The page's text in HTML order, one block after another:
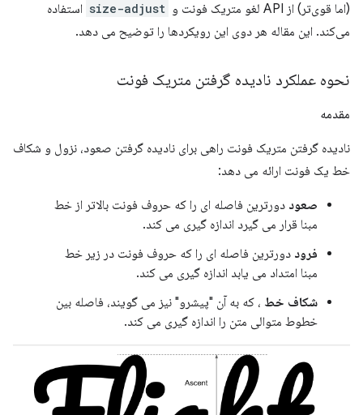
(اما قوی‌تر) از API لغو متریک فونت و
size-adjust استفاده
می‌کند. این مقاله هر دوی این رویکردها را توضیح می دهد.
نحوه عملکرد نادیده گرفتن متریک فونت
مقدمه
نادیده گرفتن متریک فونت راهی برای نادیده گرفتن صعود، نزول و شکاف
خط یک فونت ارائه می دهد:
صعود دورترین فاصله ای را که حروف فونت بالاتر از خط
مبنا قرار می گیرد اندازه گیری می کند.
فرود دورترین فاصله ای را که حروف فونت در زیر خط
مبنا امتداد می یابد اندازه گیری می کند.
شکاف خط ، که به آن "پیشرو" نیز می گویند، فاصله بین
خطوط متوالی متن را اندازه گیری می کند.